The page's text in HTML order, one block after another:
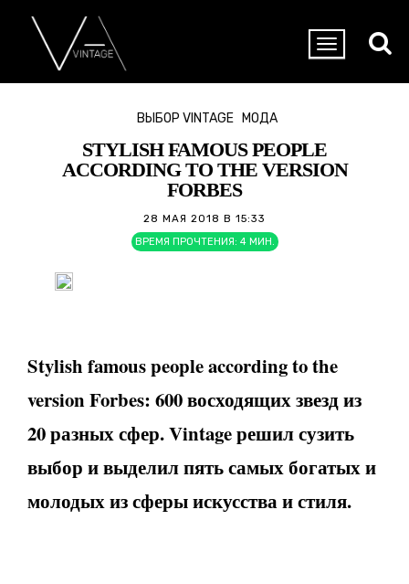
ВЫБОР VINTAGE МОДА
STYLISH FAMOUS PEOPLE
ACCORDING TO THE VERSION
FORBES
28 МАЯ 2018 В 15:33
ВРЕМЯ ПРОЧТЕНИЯ: 4 МИН.
Stylish famous people according to the
version Forbes: 600 восходящих звезд из
20 разных сфер. Vintage решил сузить
выбор и выделил пять самых богатых и
молодых из сферы искусства и стиля.